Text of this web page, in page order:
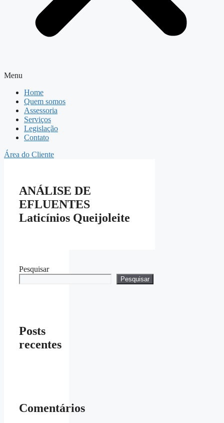
Menu
Home
Quem somos
Assessoria
Serviços
Legislação
Contato
Área do Cliente
ANÁLISE DE
EFLUENTES
Laticínios Queijoleite
Pesquisar
Pesquisar
Posts
recentes
Comentários